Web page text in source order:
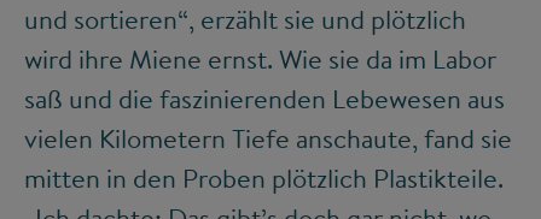
und sortieren“, erzählt sie und plötzlich
wird ihre Miene ernst. Wie sie da im Labor
saß und die faszinierenden Lebewesen aus
vielen Kilometern Tiefe anschaute, fand sie
mitten in den Proben plötzlich Plastikteile.